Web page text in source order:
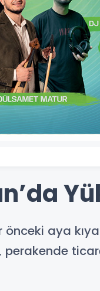
aya
perakende